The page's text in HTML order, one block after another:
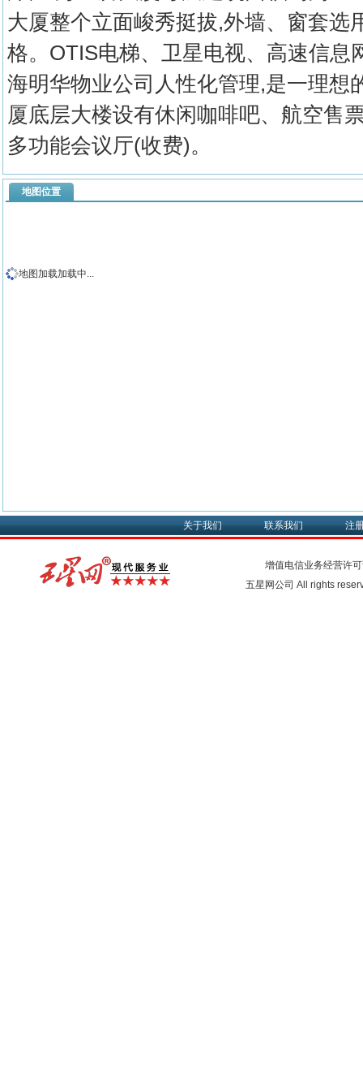
大厦整个立面峻秀挺拔,外墙、窗套选
格。OTIS电梯、卫星电视、高速信
海明华物业公司人性化管理,是一理想
厦底层大楼设有休闲咖啡吧、航空售
多功能会议厅(收费)。
地图位置
地图加载加载中...
关于我们 联系我们 注
增值电信业务经营许
五星网公司 All rights